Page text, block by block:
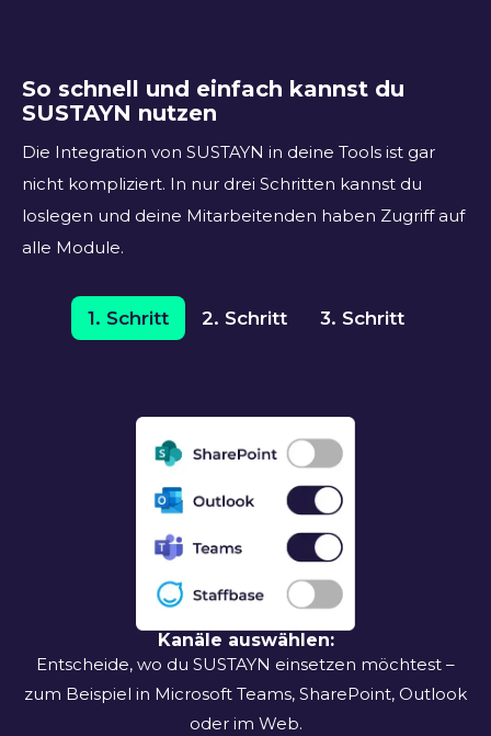
So schnell und einfach kannst du
SUSTAYN nutzen
Die Integration von SUSTAYN in deine Tools ist gar
nicht kompliziert. In nur drei Schritten kannst du
loslegen und deine Mitarbeitenden haben Zugriff auf
alle Module.
1. Schritt 2. Schritt 3. Schritt
Kanäle auswählen:
Entscheide, wo du SUSTAYN einsetzen möchtest –
zum Beispiel in Microsoft Teams, SharePoint, Outlook
oder im Web.